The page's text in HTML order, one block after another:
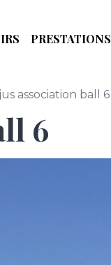
PRESTATIONS
association ball 6
6